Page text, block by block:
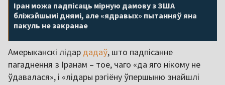
Іран можа падпісаць мірную дамову з ЗША
бліжэйшымі днямі, але «ядравых» пытанняў яна
пакуль не закранае
Амерыканскі лідар дадаў, што падпісанне
пагаднення з Іранам – тое, чаго «да яго нікому не
ўдавалася», і «лідары рэгіёну ўпершыню знайшлі